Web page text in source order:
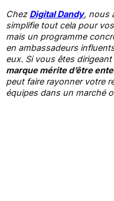
Chez Digital Dandy, nous
simplifie tout cela pour
mais un programme
en ambassadeurs
eux. Si vous êtes
marque mérite d’être
peut faire rayonner votre
équipes dans un marché